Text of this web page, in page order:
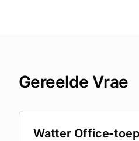
Gereelde Vrae
Watter Office-